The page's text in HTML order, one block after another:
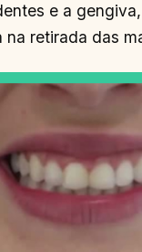
e a
na retirada das